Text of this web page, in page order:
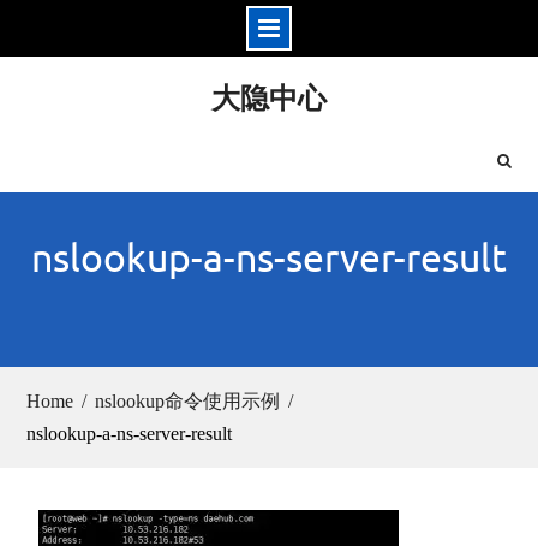
大隐中心
nslookup-a-ns-server-result
Home
nslookup命令使用示例
nslookup-a-ns-server-result